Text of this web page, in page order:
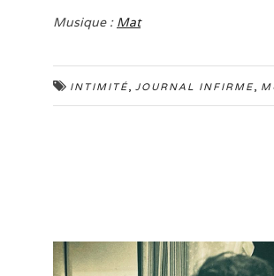
Musique : Mat
INTIMITÉ, JOURNAL INFIRME,